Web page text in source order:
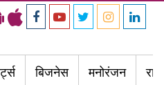
बिजनेस मनोरंजन